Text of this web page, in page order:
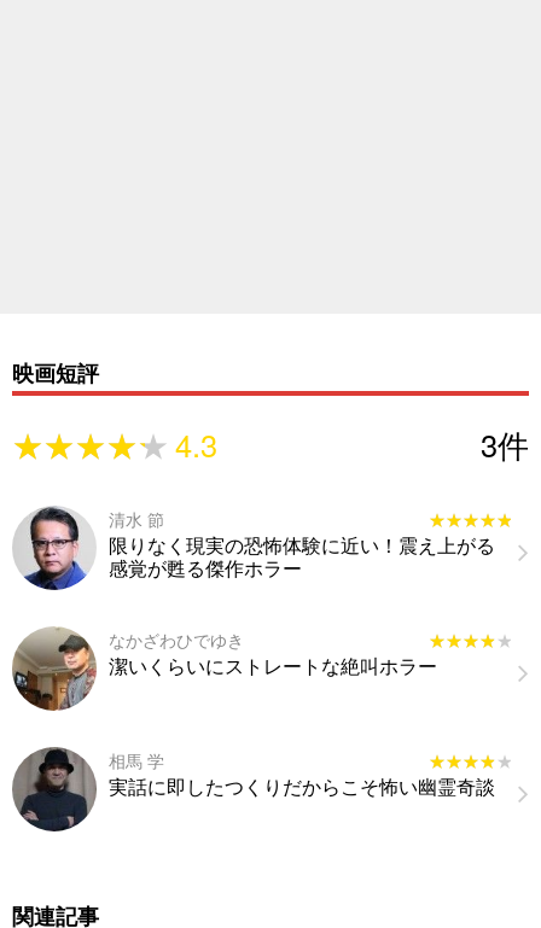
映画短評
★★★★★
★★★★★4.3 3件
清水 節 ★★★★★
★★★★★
限りなく現実の恐怖体験に近い！震え上がる
感覚が甦る傑作ホラー
なかざわひでゆき ★★★★★
★★★★★
潔いくらいにストレートな絶叫ホラー
相馬 学 ★★★★★
★★★★★
実話に即したつくりだからこそ怖い幽霊奇談
関連記事